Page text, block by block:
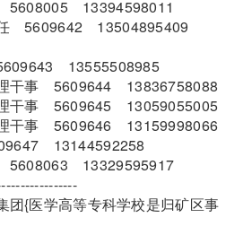
13394598011
5609642 13504895409
13555508985
干事 5609644 13836758088
干事 5609645 13059055005
干事 5609646 13159998066
13144592258
13329595917
团{医学高等专科学校是归矿区事